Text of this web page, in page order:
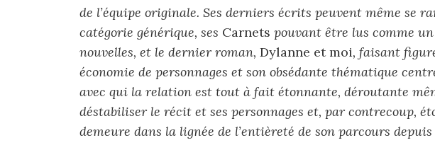
de l’équipe originale. Ses derniers écrits peuvent même se
catégorie générique, ses Carnets pouvant être lus comme un
nouvelles, et le dernier roman, Dylanne et moi, faisant
économie de personnages et son obsédante thématique
avec qui la relation est tout à fait étonnante, déroutante
déstabiliser le récit et ses personnages et, par contrecoup,
demeure dans la lignée de l’entièreté de son parcours